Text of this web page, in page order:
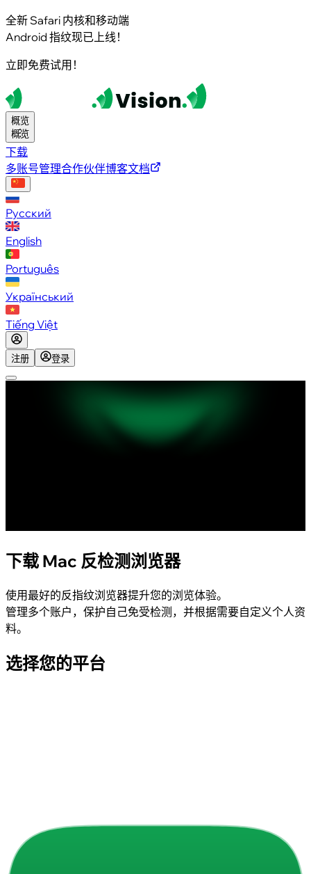
全新 Safari 内核和移动端
Android 指纹现已上线！
立即免费试用！
概览
概览
下载
多账号管理合作伙伴博客文档
Русский
English
Português
Український
Tiếng Việt
注册 登录
下载 Mac 反检测浏览器
使用最好的反指纹浏览器提升您的浏览体验。
管理多个账户，保护自己免受检测，并根据需要自定义个人资
料。
选择您的平台